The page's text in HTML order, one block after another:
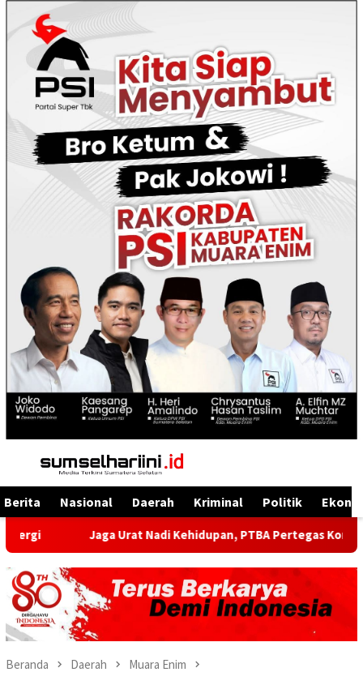
Menu
Mobile
Berita Nasional Daerah Kriminal Politik
Jaga Urat Nadi Kehidupan, PTBA Pertegas Komitmen
Beranda Daerah Muara Enim